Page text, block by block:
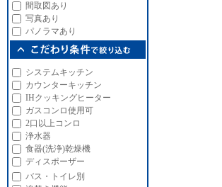
間取図あり
写真あり
パノラマあり
システムキッチン
カウンターキッチン
IHクッキングヒーター
ガスコンロ使用可
2口以上コンロ
浄水器
食器(洗浄)乾燥機
ディスポーザー
バス・トイレ別